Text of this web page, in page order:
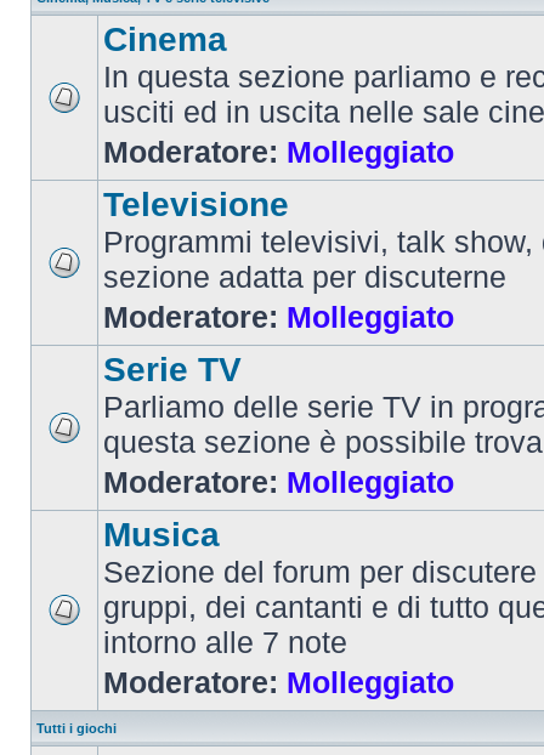
Cinema
In questa sezione parliamo e
usciti ed in uscita nelle sale
Moderatore: Molleggiato
Televisione
Programmi televisivi, talk show,
sezione adatta per discuterne
Moderatore: Molleggiato
Serie TV
Parliamo delle serie TV in
questa sezione è possibile
Moderatore: Molleggiato
Musica
Sezione del forum per
gruppi, dei cantanti e di tutto
intorno alle 7 note
Moderatore: Molleggiato
Tutti i giochi